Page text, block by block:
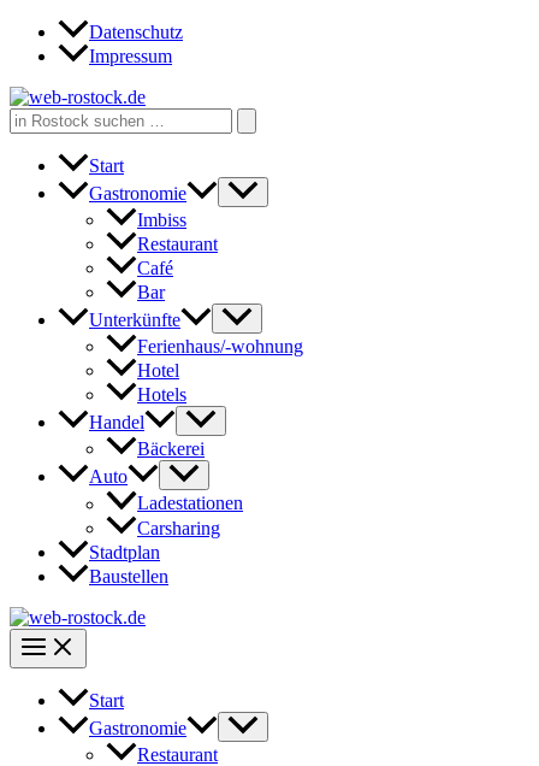
Zum
Inhalt
Datenschutz
Impressum
Search
for:
Start
Gastronomie
Imbiss
Restaurant
Café
Bar
Unterkünfte
Ferienhaus/-wohnung
Hotel
Hotels
Handel
Bäckerei
Auto
Ladestationen
Carsharing
Stadtplan
Baustellen
Start
Gastronomie
Restaurant